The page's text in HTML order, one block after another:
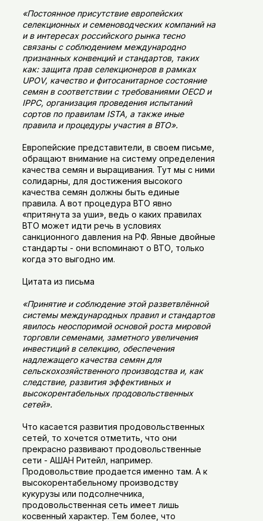
«Постоянное присутствие европейских
селекционных и семеноводческих компаний на
и в интересах российского рынка тесно
связаны с соблюдением международно
признанных конвенций и стандартов, таких
как: защита прав селекционеров в рамках
UPOV, качество и фитосанитарное состояние
семян в соответствии с требованиями OECD и
IPPC, организация проведения испытаний
сортов по правилам ISTA, а также иные
правила и процедуры участия в ВТО».
Европейские представители, в своем письме,
обращают внимание на систему определения
качества семян и выращивания. Тут мы с ними
солидарны, для достижения высокого
качества семян должны быть единые
правила. А вот процедура ВТО явно
«притянута за уши», ведь о каких правилах
ВТО может идти речь в условиях
санкционного давления на РФ. Явные двойные
стандарты - они вспоминают о ВТО, только
когда это выгодно им.
Цитата из письма
«Принятие и соблюдение этой разветвлённой
системы международных правил и стандартов
явилось неоспоримой основой роста мировой
торговли семенами, заметного увеличения
инвестиций в селекцию, обеспечения
надлежащего качества семян для
сельскохозяйственного производства и, как
следствие, развития эффективных и
высокорентабельных продовольственных
сетей».
Что касается развития продовольственных
сетей, то хочется отметить, что они
прекрасно развивают продовольственные
сети - АШАН Ритейл, например.
Продовольствие продается именно там. А к
высокорентабельному производству
кукурузы или подсолнечника,
продовольственная сеть имеет лишь
косвенный характер. Тем более, что